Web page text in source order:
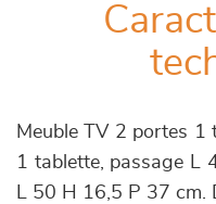
Meuble TV 2 portes 1
1 tablette, passage L
L 50 H 16,5 P 37 cm.